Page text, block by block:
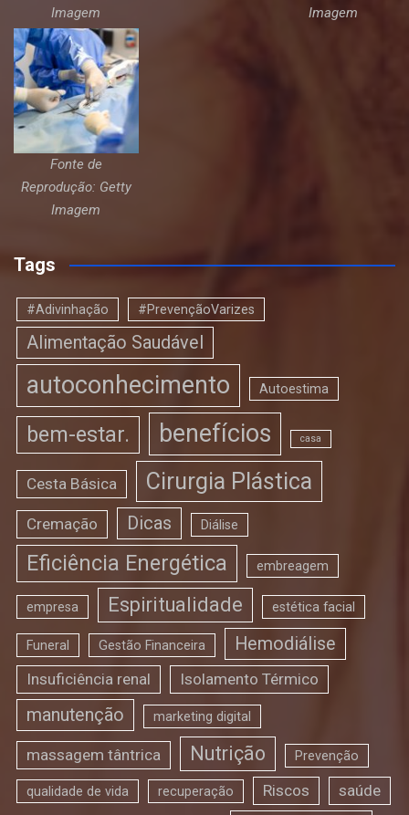
Imagem
Imagem
Fonte de
Reprodução: Getty
Imagem
Tags
#Adivinhação #PrevençãoVarizes
Alimentação Saudável
autoconhecimento Autoestima
bem-estar. benefícios casa
Cesta Básica Cirurgia Plástica
Cremação Dicas Diálise
Eficiência Energética embreagem
empresa Espiritualidade estética facial
Funeral Gestão Financeira Hemodiálise
Insuficiência renal Isolamento Térmico
manutenção marketing digital
massagem tântrica Nutrição Prevenção
qualidade de vida recuperação Riscos saúde